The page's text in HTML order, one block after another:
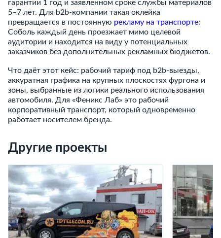
гарантии 1 год и заявленном сроке службы материалов
5–7 лет. Для b2b-компании такая оклейка
превращается в постоянную рекламу на транспорте:
Соболь каждый день проезжает мимо целевой
аудитории и находится на виду у потенциальных
заказчиков без дополнительных рекламных бюджетов.
Что даёт этот кейс: рабочий тариф под b2b-выезды,
аккуратная графика на крупных плоскостях фургона и
зоны, выбранные из логики реального использования
автомобиля. Для «Феникс Лаб» это рабочий
корпоративный транспорт, который одновременно
работает носителем бренда.
Другие проекты